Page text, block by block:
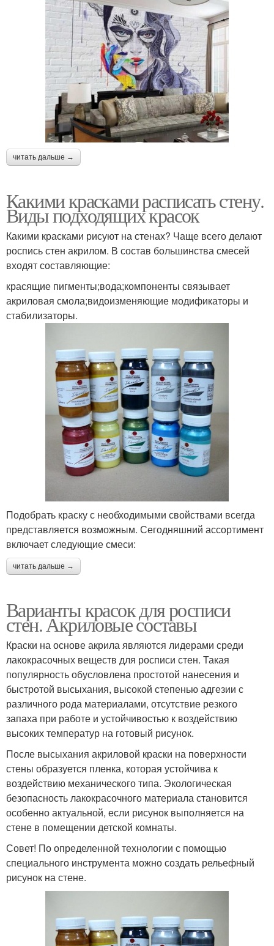
читать дальше →
Какими красками расписать стену.
Виды подходящих красок
Какими красками рисуют на стенах? Чаще всего делают
роспись стен акрилом. В состав большинства смесей
входят составляющие:
красящие пигменты;вода;компоненты связывает
акриловая смола;видоизменяющие модификаторы и
стабилизаторы.
Подобрать краску с необходимыми свойствами всегда
представляется возможным. Сегодняшний ассортимент
включает следующие смеси:
читать дальше →
Варианты красок для росписи
стен. Акриловые составы
Краски на основе акрила являются лидерами среди
лакокрасочных веществ для росписи стен. Такая
популярность обусловлена простотой нанесения и
быстротой высыхания, высокой степенью адгезии с
различного рода материалами, отсутствие резкого
запаха при работе и устойчивостью к воздействию
высоких температур на готовый рисунок.
После высыхания акриловой краски на поверхности
стены образуется пленка, которая устойчива к
воздействию механического типа. Экологическая
безопасность лакокрасочного материала становится
особенно актуальной, если рисунок выполняется на
стене в помещении детской комнаты.
Совет! По определенной технологии с помощью
специального инструмента можно создать рельефный
рисунок на стене.